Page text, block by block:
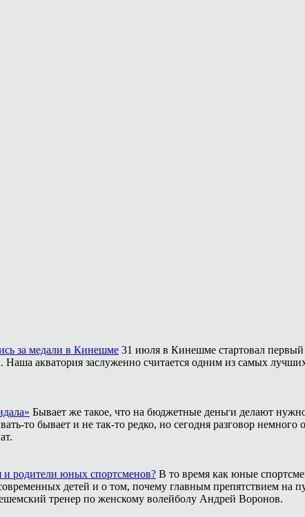
за медали в Кинешме 31 июля в Кинешме стартовал
акватория заслуженно считается одним из самых
Бывает же такое, что на бюджетные деньги делают
то бывает и не так-то редко, но сегодня разговор
родители юных спортсменов? В то время как юные
детей и о том, почему главным препятствием на
тренер по женскому волейболу Андрей Воронов.